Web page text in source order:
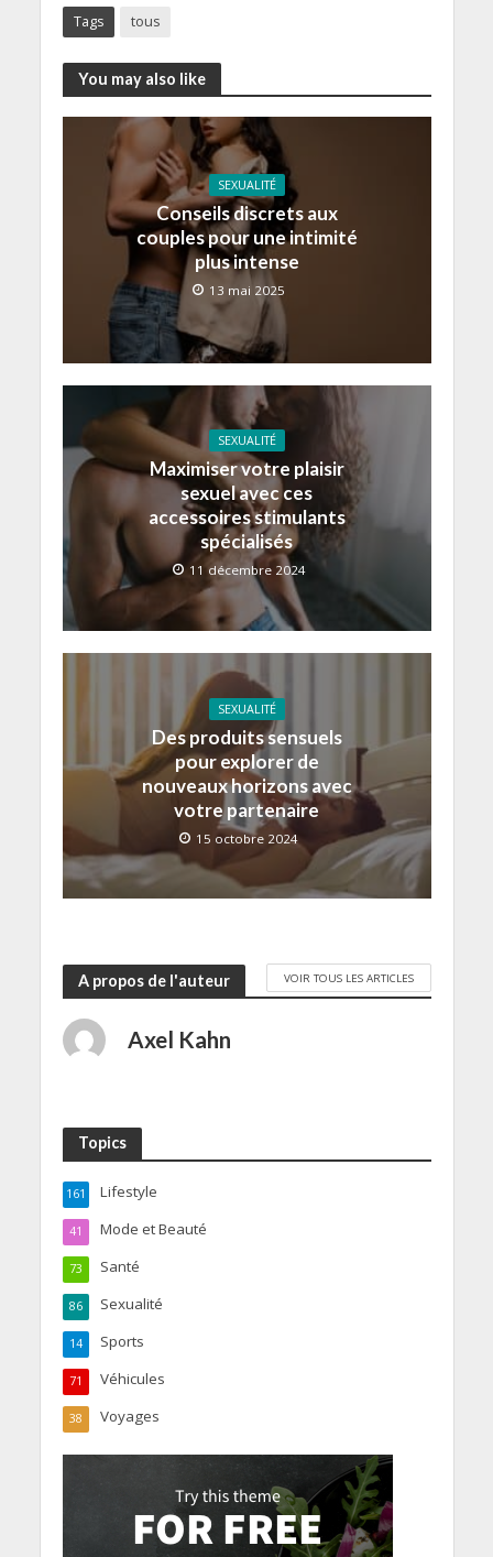
Tags tous
You may also like
SEXUALITÉ
Conseils discrets aux
couples pour une intimité
plus intense
13 mai 2025
SEXUALITÉ
Maximiser votre plaisir
sexuel avec ces
accessoires stimulants
spécialisés
11 décembre 2024
SEXUALITÉ
Des produits sensuels
pour explorer de
nouveaux horizons avec
votre partenaire
15 octobre 2024
A propos de l'auteur VOIR TOUS LES ARTICLES
Axel Kahn
Topics
Lifestyle
161
Mode et Beauté
41
Santé
73
Sexualité
86
Sports
14
Véhicules
71
Voyages
38